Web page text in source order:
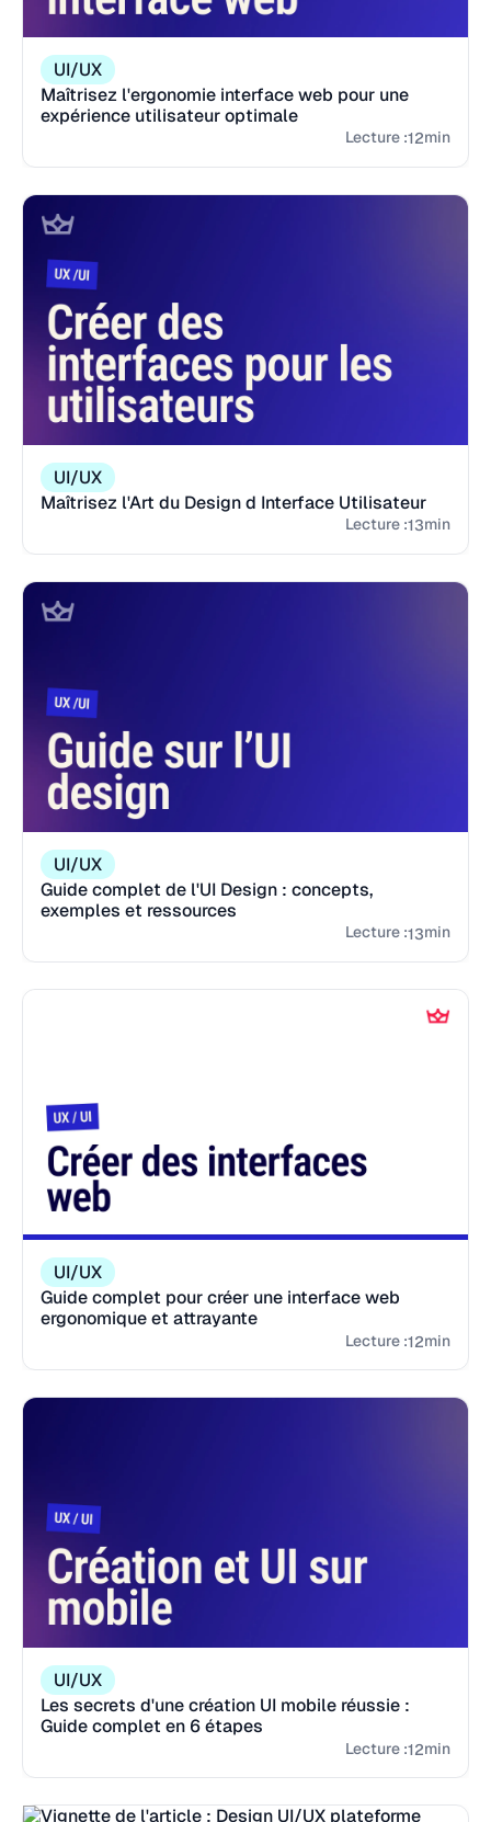
UI/UX
Maîtrisez l'ergonomie interface web pour une
expérience utilisateur optimale
Lecture :12min
UI/UX
Maîtrisez l'Art du Design d Interface Utilisateur
Lecture :13min
UI/UX
Guide complet de l'UI Design : concepts,
exemples et ressources
Lecture :13min
UI/UX
Guide complet pour créer une interface web
ergonomique et attrayante
Lecture :12min
UI/UX
Les secrets d'une création UI mobile réussie :
Guide complet en 6 étapes
Lecture :12min